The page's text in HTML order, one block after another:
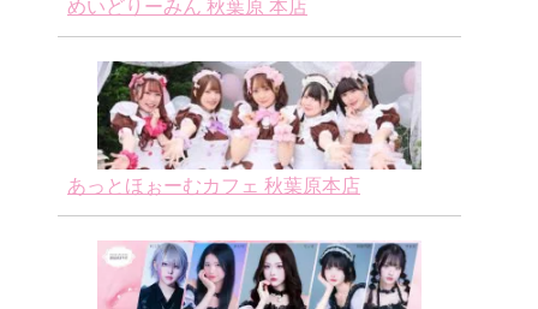
めいどりーみん 秋葉原 本店
あっとほぉーむカフェ 秋葉原本店